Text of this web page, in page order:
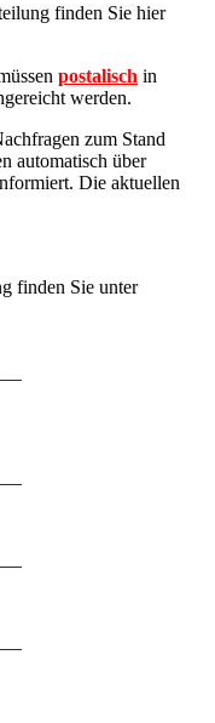
finden Sie hier
postalisch in
werden.
zum Stand
automatisch über
Die aktuellen
finden Sie unter